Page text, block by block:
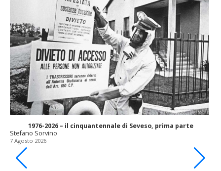
1976-2026 – il cinquantennale di Seveso, prima parte
Stefano Sorvino
7 Agosto 2026